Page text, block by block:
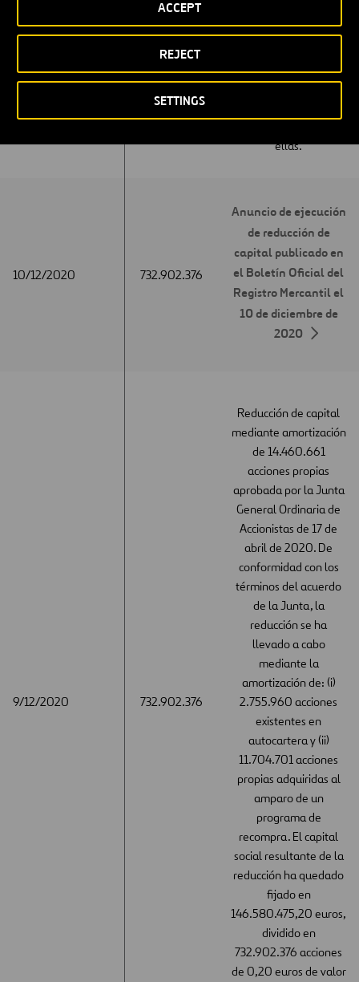
SETTINGS
REJECT
ACCEPT
10/12/2020
9/12/2020
738.518.090
social quedó fijado en
dividido en
738.518.090 acciones
ellas.
10/12/2020 732.902.376
Anuncio de ejecución
de reducción de
capital publicado en
el Boletín Oficial del
Registro Mercantil el
10 de diciembre de
2020
9/12/2020 732.902.376
Reducción de capital
mediante amortización
de 14.460.661
acciones propias
aprobada por la Junta
General Ordinaria de
Accionistas de 17 de
abril de 2020. De
conformidad con los
términos del acuerdo
de la Junta, la
reducción se ha
llevado a cabo
mediante la
amortización de: (i)
2.755.960 acciones
existentes en
autocartera y (ii)
11.704.701 acciones
propias adquiridas al
amparo de un
programa de
recompra. El capital
social resultante de la
reducción ha quedado
fijado en
146.580.475,20 euros,
dividido en
732.902.376 acciones
de 0,20 euros de valor